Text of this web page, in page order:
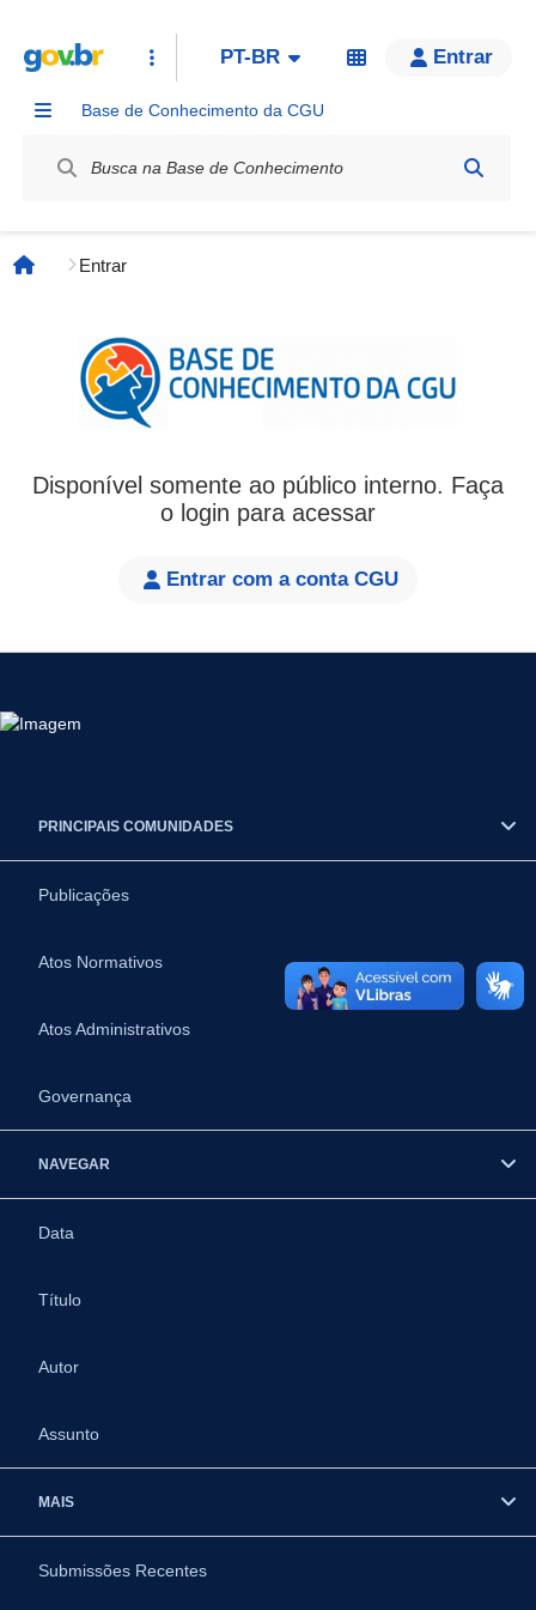
PT-BR Entrar
Base de Conhecimento da CGU
Página inicial
Entrar
Disponível somente ao público interno. Faça
o login para acessar
Entrar com a conta CGU
PRINCIPAIS COMUNIDADES
Publicações
Atos Normativos
Atos Administrativos
Governança
NAVEGAR
Data
Título
Autor
Assunto
MAIS
Submissões Recentes